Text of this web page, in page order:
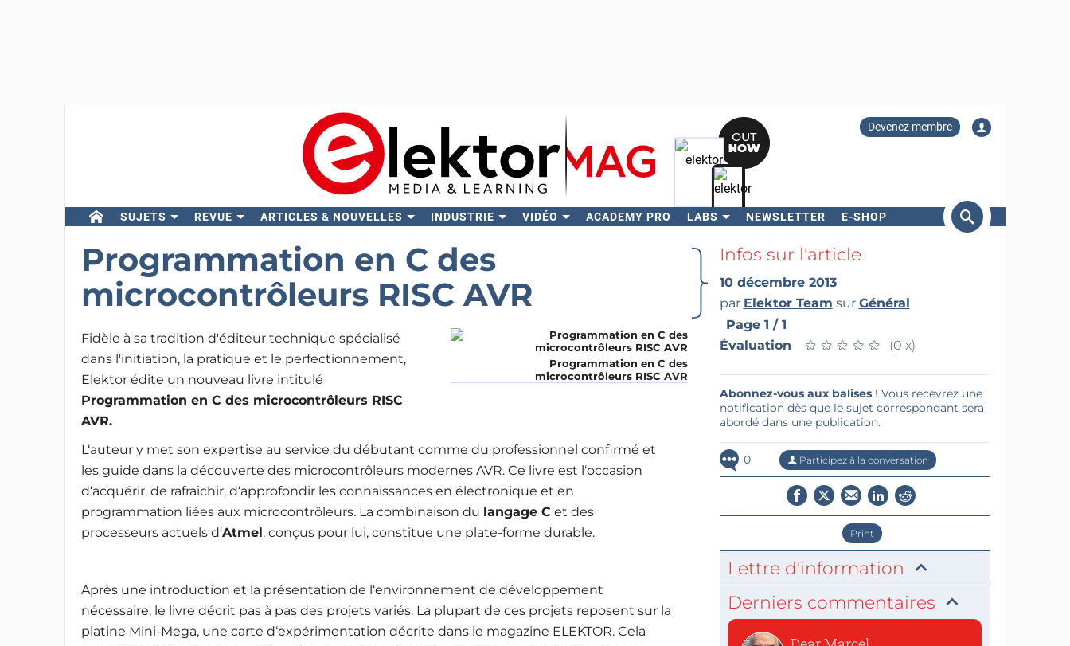
Devenez membre
SUJETS REVUE ARTICLES & NOUVELLES INDUSTRIE VIDÉO ACADEMY PRO LABS NEWSLETTER E-SHOP
Rechercher
Programmation en C des
microcontrôleurs RISC AVR
Programmation en C des
microcontrôleurs RISC AVR
Fidèle à sa tradition d'éditeur technique spécialisé
dans l'initiation, la pratique et le perfectionnement,
Elektor édite un nouveau livre intitulé
Programmation en C des microcontrôleurs RISC
AVR.
L‘auteur y met son expertise au service du débutant comme du professionnel confirmé et
les guide dans la découverte des microcontrôleurs modernes AVR. Ce livre est l‘occasion
d‘acquérir, de rafraîchir, d‘approfondir les connaissances en électronique et en
programmation liées aux microcontrôleurs. La combinaison du langage C et des
processeurs actuels d‘Atmel, conçus pour lui, constitue une plate-forme durable.
Après une introduction et la présentation de l‘environnement de développement
nécessaire, le livre décrit pas à pas des projets variés. La plupart de ces projets reposent sur la
platine Mini-Mega, une carte d‘expérimentation décrite dans le magazine ELEKTOR. Cela
Infos sur l'article
10 décembre 2013
par Elektor Team sur Général
Page 1 / 1
Évaluation
★ ★ ★ ★ ★
★ ★ ★ ★ ★ (0 x)
Abonnez-vous aux balises! Vous recevrez une
notification dès que le sujet correspondant sera
abordé dans une publication.
0 Participez à la conversation
Print
Lettre d'information
Derniers commentaires